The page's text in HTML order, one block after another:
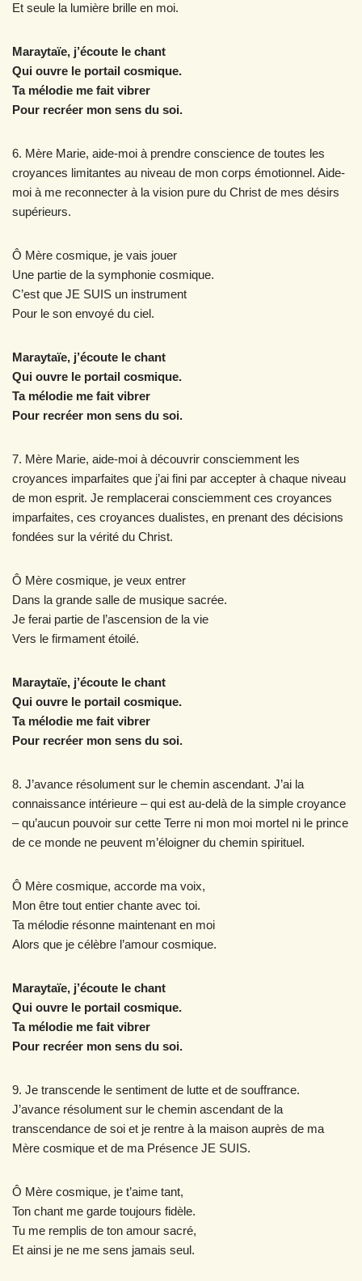
Et seule la lumière brille en moi.
Maraytaïe, j’écoute le chant
Qui ouvre le portail cosmique.
Ta mélodie me fait vibrer
Pour recréer mon sens du soi.
6. Mère Marie, aide-moi à prendre conscience de toutes les
croyances limitantes au niveau de mon corps émotionnel. Aide-
moi à me reconnecter à la vision pure du Christ de mes désirs
supérieurs.
Ô Mère cosmique, je vais jouer
Une partie de la symphonie cosmique.
C’est que JE SUIS un instrument
Pour le son envoyé du ciel.
Maraytaïe, j’écoute le chant
Qui ouvre le portail cosmique.
Ta mélodie me fait vibrer
Pour recréer mon sens du soi.
7. Mère Marie, aide-moi à découvrir consciemment les
croyances imparfaites que j’ai fini par accepter à chaque niveau
de mon esprit. Je remplacerai consciemment ces croyances
imparfaites, ces croyances dualistes, en prenant des décisions
fondées sur la vérité du Christ.
Ô Mère cosmique, je veux entrer
Dans la grande salle de musique sacrée.
Je ferai partie de l’ascension de la vie
Vers le firmament étoilé.
Maraytaïe, j’écoute le chant
Qui ouvre le portail cosmique.
Ta mélodie me fait vibrer
Pour recréer mon sens du soi.
8. J’avance résolument sur le chemin ascendant. J’ai la
connaissance intérieure – qui est au-delà de la simple croyance
– qu’aucun pouvoir sur cette Terre ni mon moi mortel ni le prince
de ce monde ne peuvent m’éloigner du chemin spirituel.
Ô Mère cosmique, accorde ma voix,
Mon être tout entier chante avec toi.
Ta mélodie résonne maintenant en moi
Alors que je célèbre l’amour cosmique.
Maraytaïe, j’écoute le chant
Qui ouvre le portail cosmique.
Ta mélodie me fait vibrer
Pour recréer mon sens du soi.
9. Je transcende le sentiment de lutte et de souffrance.
J’avance résolument sur le chemin ascendant de la
transcendance de soi et je rentre à la maison auprès de ma
Mère cosmique et de ma Présence JE SUIS.
Ô Mère cosmique, je t’aime tant,
Ton chant me garde toujours fidèle.
Tu me remplis de ton amour sacré,
Et ainsi je ne me sens jamais seul.